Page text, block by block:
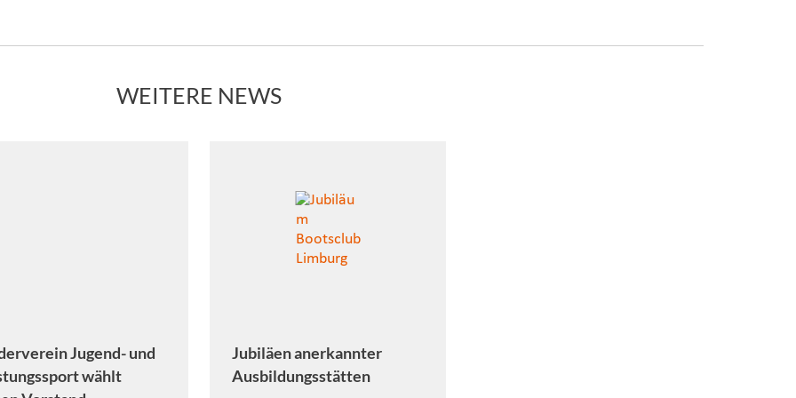
WEITERE NEWS
Jugend- und
wählt
Jubiläen anerkannter
Ausbildungsstätten